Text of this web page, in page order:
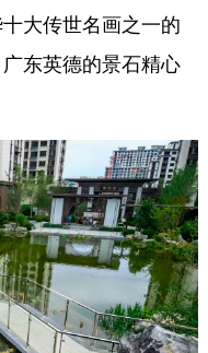
大传世名画之一的
东英德的景石精心